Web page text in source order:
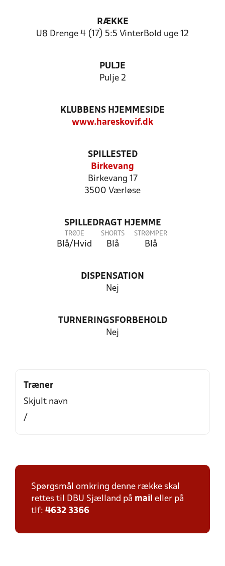
RÆKKE
U8 Drenge 4 (17) 5:5 VinterBold uge 12
PULJE
Pulje 2
KLUBBENS HJEMMESIDE
www.hareskovif.dk
SPILLESTED
Birkevang
Birkevang 17
3500 Værløse
SPILLEDRAGT HJEMME
TRØJE
Blå/Hvid
SHORTS
Blå
STRØMPER
Blå
DISPENSATION
Nej
TURNERINGSFORBEHOLD
Nej
Træner
Skjult navn
/
Spørgsmål omkring denne række skal
rettes til DBU Sjælland på mail eller på
tlf: 4632 3366